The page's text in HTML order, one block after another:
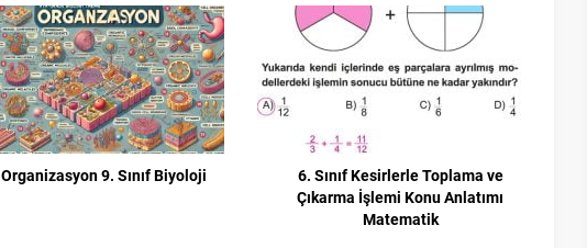
Organizasyon 9. Sınıf Biyoloji
6. Sınıf Kesirlerle Toplama ve
Çıkarma İşlemi Konu Anlatımı
Matematik